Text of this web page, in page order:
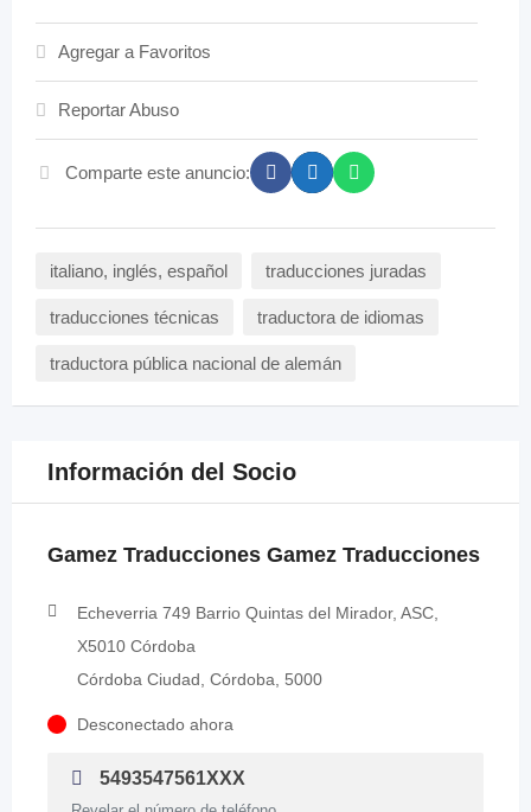
Agregar a Favoritos
Reportar Abuso
Comparte este anuncio:
italiano, inglés, español traducciones juradas
traducciones técnicas traductora de idiomas
traductora pública nacional de alemán
Información del Socio
Gamez Traducciones Gamez Traducciones
Echeverria 749 Barrio Quintas del Mirador, ASC,
X5010 Córdoba
Córdoba Ciudad, Córdoba, 5000
Desconectado ahora
5493547561XXX